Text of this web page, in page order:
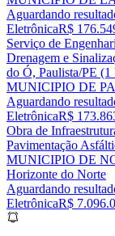
Aguardando
EletrônicaR$
Serviço de
Drenagem e
do Ó, Paulista/PE (1
MUNICIPIO DE
Aguardando
EletrônicaR$
Obra de
Pavimentação
MUNICIPIO DE
Horizonte do Norte
Aguardando
EletrônicaR$